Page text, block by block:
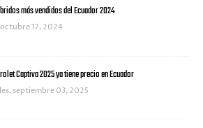
más vendidos del Ecuador 2024
17, 2024
Captiva 2025 ya tiene precio en Ecuador
septiembre 03, 2025